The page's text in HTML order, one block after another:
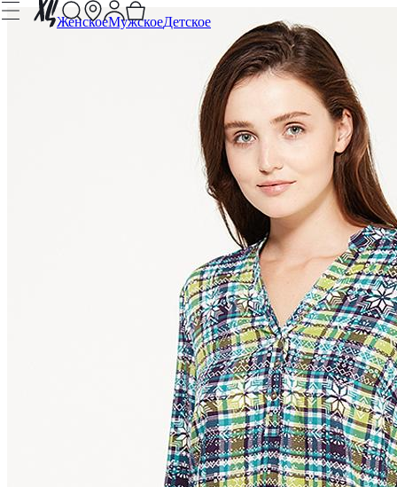
ЖенскоеМужскоеДетское